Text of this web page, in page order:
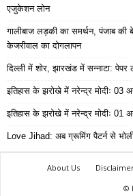
एजुकेशन लोन
गालीबाज लड़की का समर्थन, पंजाब की
केजरीवाल का दोगलापन
दिल्ली में शोर, झारखंड में सन्नाटा: पेपर
इतिहास के झरोखे में नरेन्द्र मोदीः 03
इतिहास के झरोखे में नरेन्द्र मोदीः 01
Love Jihad: अब ग्रूमिंग पैटर्न से
About Us
©